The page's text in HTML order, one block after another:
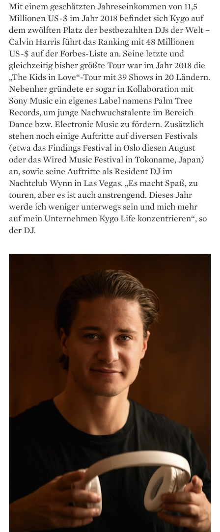
Mit einem geschätzten Jahreseinkommen von 11,5
Millionen US-$ im Jahr 2018 befindet sich Kygo auf
dem zwölften Platz der bestbezahlten DJs der Welt –
Calvin Harris führt das Ranking mit 48 Millionen
US-$ auf der Forbes-Liste an. Seine letzte und
gleichzeitig bisher größte Tour war im Jahr 2018 die
„The Kids in Love“-Tour mit 39 Shows in 20 Ländern.
Nebenher gründete er sogar in Kollaboration mit
Sony Music ein eigenes Label namens Palm Tree
Records, um junge Nachwuchstalente im Bereich
Dance bzw. Electronic Music zu fördern. Zusätzlich
stehen noch einige Auftritte auf diversen Festivals
(etwa das Findings Festival in Oslo diesen August
oder das Wired Music Festival in Tokoname, Japan)
an, sowie seine Auftritte als Resident DJ im
Nachtclub Wynn in Las Vegas. „Es macht Spaß, zu
touren, aber es ist auch anstrengend. Dieses Jahr
werde ich weniger unterwegs sein und mich mehr
auf mein Unternehmen Kygo Life konzentrieren“, so
der DJ.